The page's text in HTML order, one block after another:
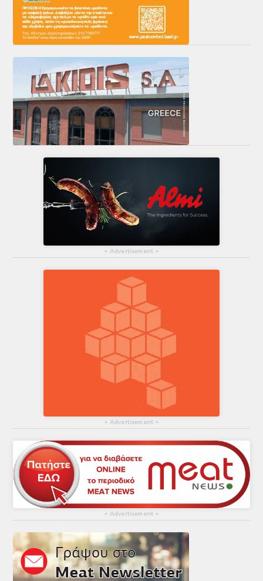
▴ Advertisement ▴
▴ Advertisement ▴
▴ Advertisement ▴